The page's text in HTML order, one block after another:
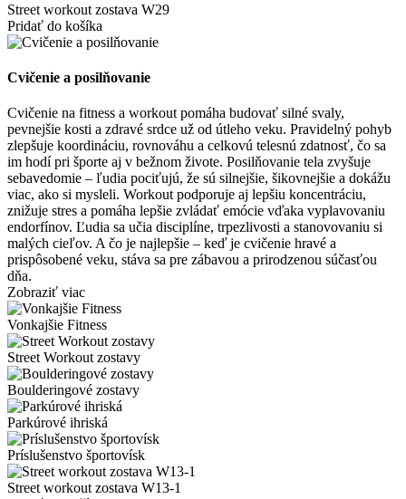
Street workout zostava W29
Pridať do košíka
Cvičenie a posilňovanie
Cvičenie na fitness a workout pomáha budovať silné svaly,
pevnejšie kosti a zdravé srdce už od útleho veku. Pravidelný pohyb
zlepšuje koordináciu, rovnováhu a celkovú telesnú zdatnosť, čo sa
im hodí pri športe aj v bežnom živote. Posilňovanie tela zvyšuje
sebavedomie – ľudia pociťujú, že sú silnejšie, šikovnejšie a dokážu
viac, ako si mysleli. Workout podporuje aj lepšiu koncentráciu,
znižuje stres a pomáha lepšie zvládať emócie vďaka vyplavovaniu
endorfínov. Ľudia sa učia disciplíne, trpezlivosti a stanovovaniu si
malých cieľov. A čo je najlepšie – keď je cvičenie hravé a
prispôsobené veku, stáva sa pre zábavou a prirodzenou súčasťou
dňa.
Zobraziť viac
Vonkajšie Fitness
Street Workout zostavy
Boulderingové zostavy
Parkúrové ihriská
Príslušenstvo športovísk
Street workout zostava W13-1